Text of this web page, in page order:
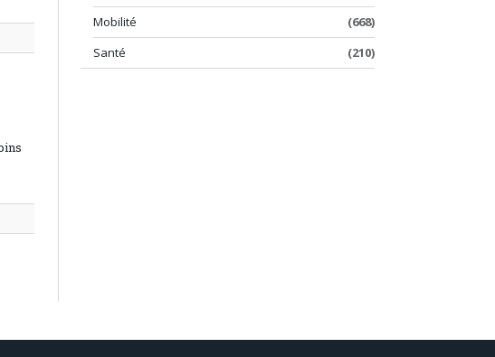
Mobilité
(668)
Santé
(210)